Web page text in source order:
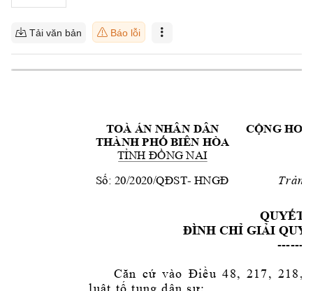
Tải văn bản Báo lỗi
TOÀ ÁN NHÂN DÂN
THÀNH PHỐ BIÊN HÒA
TỈNH ĐỒNG NAI
Số: 20/2020/QĐST- HNGĐ
CỘNG
Trản
QUYẾT
ĐÌNH CHỈ GIẢI
Căn cứ vào Điều 48, 217, 218,